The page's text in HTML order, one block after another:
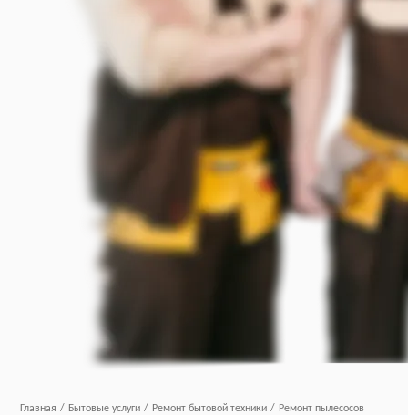
Главная / Бытовые услуги / Ремонт бытовой техники / Ремонт пылесосов
Заказать
обработки данных